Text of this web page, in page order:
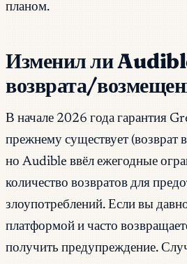
планом.
Изменил ли
возврата/
В начале 2026 года гарантия
прежнему существует (возврат
но Audible ввёл ежегодные
количество возвратов для
злоупотреблений. Если вы
платформой и часто
получить предупреждение.